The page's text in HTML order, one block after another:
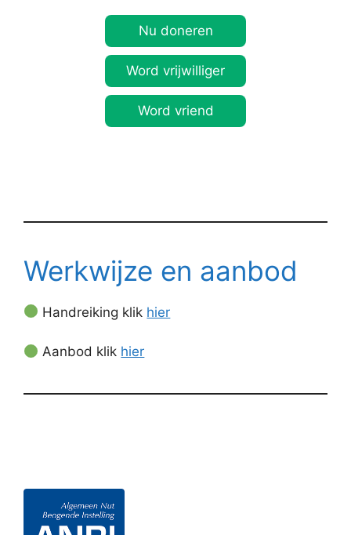
Nu doneren
Word vrijwilliger
Word vriend
Werkwijze en aanbod
Handreiking klik hier
Aanbod klik hier